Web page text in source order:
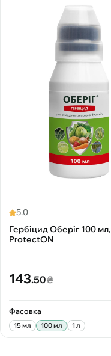
5.0
Гербіцид Оберіг 100 мл,
ProtectON
143.50₴
Фасовка
15 мл 100 мл 1 л